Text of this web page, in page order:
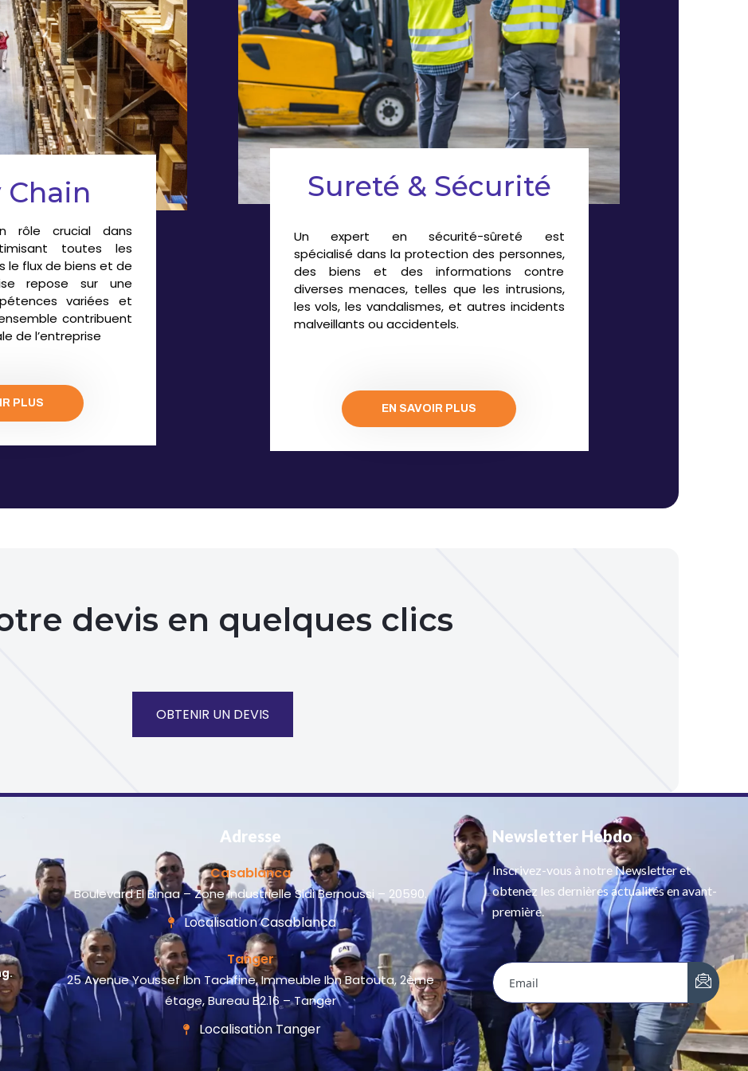
rôle crucial dans
toutes les
le flux de biens et de
repose sur une
variées et
contribuent
de l’entreprise
PLUS
Sureté & Sécurité
Unexpert en sécurité-sûreté
est
spécialisé dans la protection des personnes,
des biens et des informations contre
diverses menaces, telles que les intrusions,
les vols,les vandalismes, et autres incidents
malveillants ou accidentels.
EN SAVOIR PLUS
devis en quelques clics
OBTENIR UN DEVIS
Adresse
Casablanca
Boulevard El Binaa – Zone Industrielle Sidi Bernoussi – 20590.
Localisation Casablanca
Tanger
25 Avenue Youssef Ibn Tachfine, Immeuble Ibn Batouta, 2ème
étage, Bureau B2.16 – Tanger
Localisation Tanger
Newsletter Hebdo
Inscrivez-vous à notre Newsletter et
obtenez les dernières actualités en avant-
première.